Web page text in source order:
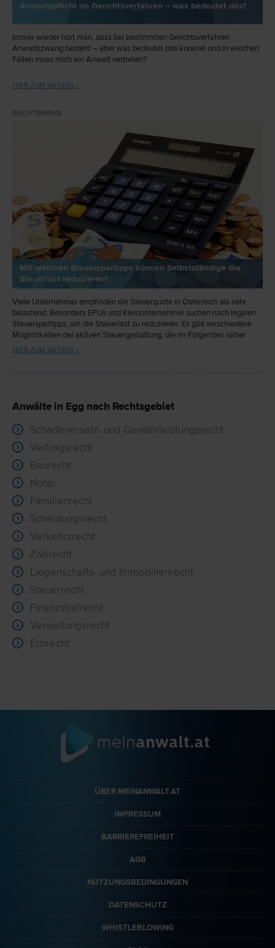
Anwaltspflicht im Gerichtsverfahren – was bedeutet das?
Immer wieder hört man, dass bei bestimmten Gerichtsverfahren
Anwaltszwang besteht – aber was bedeutet das konkret und in welchen
Fällen muss mich ein Anwalt vertreten?
HIER ZUM ARTIKEL ›
Mit welchen Steuerspartipps können Selbstständige die
Steuerlast reduzieren?
Viele Unternehmer empfinden die Steuerquote in Österreich als sehr
belastend. Besonders EPUs und Kleinunternehmer suchen nach legalen
Steuerspartipps, um die Steuerlast zu reduzieren. Es gibt verschiedene
Möglichkeiten der aktiven Steuergestaltung, die im Folgenden näher
erläutert werden.
HIER ZUM ARTIKEL ›
Anwälte in Egg nach Rechtsgebiet
Schadenersatz- und Gewährleistungsrecht
Vertragsrecht
Baurecht
Notar
Familienrecht
Scheidungsrecht
Verkehrsrecht
Zivilrecht
Liegenschafts- und Immobilienrecht
Steuerrecht
Finanzstrafrecht
Verwaltungsrecht
Erbrecht
ÜBER MEINANWALT.AT
IMPRESSUM
BARRIEREFREIHEIT
AGB
NUTZUNGSBEDINGUNGEN
DATENSCHUTZ
WHISTLEBLOWING